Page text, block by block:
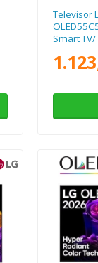
Televisor
Smart TV/